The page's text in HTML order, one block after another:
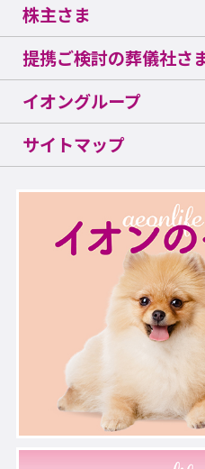
株主さま
提携ご検討の葬儀社さ
イオングループ
サイトマップ